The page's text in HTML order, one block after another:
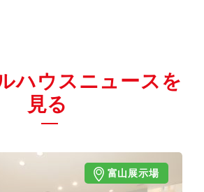
ハウスニュースを
見る
富山展示場